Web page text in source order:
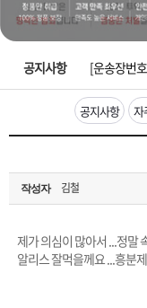
니
워
맨
제
품
은
노
하
객
센
마
이
주
공지사항
[2026구정
[ios앱 오픈
[무인택배
[2026구정
공지사항 자
작성자 김철
제가 의심이 많아서 ...정말
알리스 잘먹을께요 ...흥분